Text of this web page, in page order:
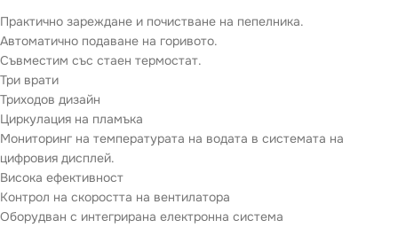
Практично зареждане и почистване на пепелника.
Автоматично подаване на горивото.
Съвместим със стаен термостат.
Три врати
Триходов дизайн
Циркулация на пламъка
Мониторинг на температурата на водата в системата на
цифровия дисплей.
Висока ефективност
Контрол на скоростта на вентилатора
Оборудван с интегрирана електронна система